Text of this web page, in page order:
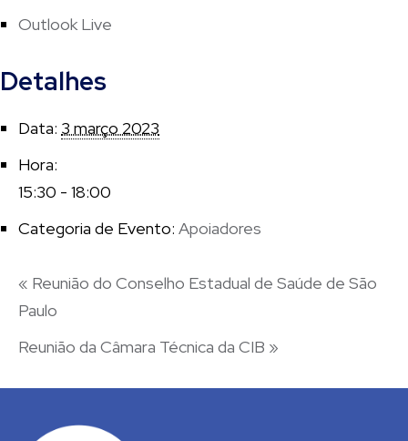
Outlook Live
Detalhes
Data: 3 março 2023
Hora:
15:30 - 18:00
Categoria de Evento: Apoiadores
« Reunião do Conselho Estadual de Saúde de São
Paulo
Reunião da Câmara Técnica da CIB »